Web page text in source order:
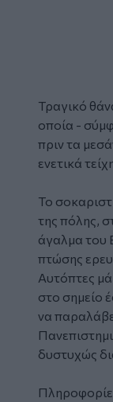
Τραγικό
οποία -
πριν τα
ενετικά
Το
της πόλης,
άγαλμα του
πτώσης
Αυτόπτες
στο σημείο
να
δυστυχώς